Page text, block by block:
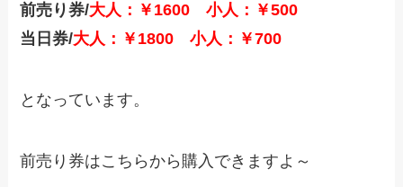
前売り券/大人：￥1600 小人：￥500
当日券/大人：￥1800 小人：￥700
となっています。
前売り券はこちらから購入できますよ～